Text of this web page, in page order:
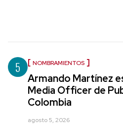
5 NOMBRAMIENTOS
Armando Martínez
Media Officer de
Colombia
agosto 5, 2026